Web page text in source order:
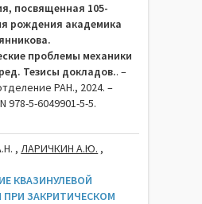
посвященная 105-
рождения академика
проблемы механики
Тезисы докладов.. –
РАН., 2024. –
978-5-6049901-5-5.
,ЛАРИЧКИН А.Ю. ,
КВАЗИНУЛЕВОЙ
ЗАКРИТИЧЕСКОМ